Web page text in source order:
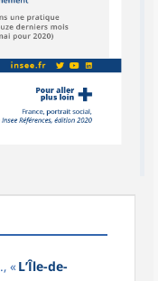
«L’Île-de-